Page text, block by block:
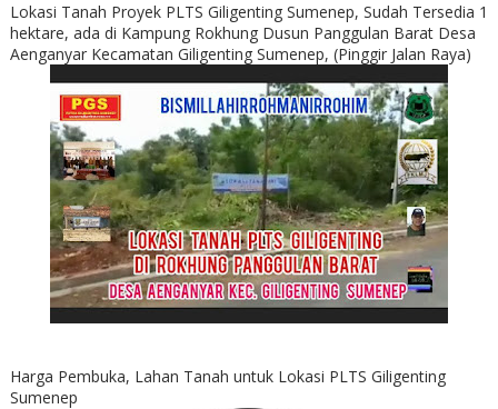
Lokasi Tanah Proyek PLTS Giligenting Sumenep, Sudah Tersedia 1
hektare, ada di Kampung Rokhung Dusun Panggulan Barat Desa
Aenganyar Kecamatan Giligenting Sumenep, (Pinggir Jalan Raya)
Harga Pembuka, Lahan Tanah untuk Lokasi PLTS Giligenting
Sumenep